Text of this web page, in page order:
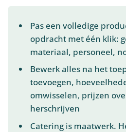
Pas een volledige
opdracht met één klik:
materiaal, personeel,
Bewerk alles na het
toevoegen,
omwisselen, prijzen
herschrijven
Catering is maatwerk.